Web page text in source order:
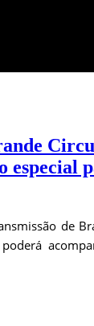
especial
de